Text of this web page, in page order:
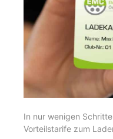
In nur wenigen
Vorteilstarife zum